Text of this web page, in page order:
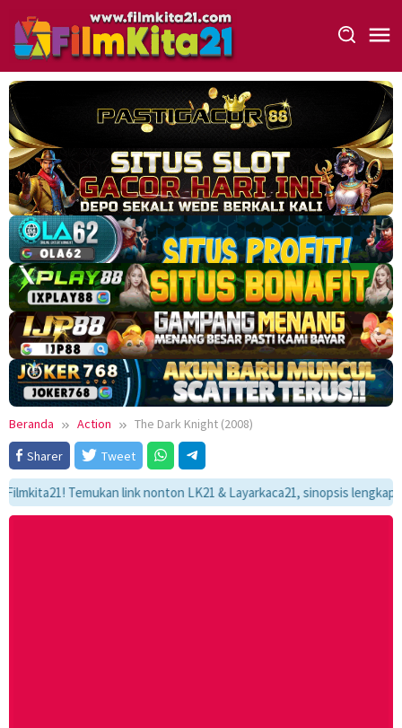
konten
Beranda Action
The Dark Knight (2008)
Sharer
Tweet
Temukan link nonton LK21 & Layarkaca21, sinopsis lengkap,